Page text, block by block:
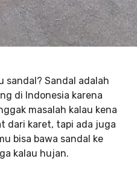
sandal? Sandal adalah
di Indonesia karena
masalah kalau kena
dari karet, tapi ada juga
bisa bawa sandal ke
kalau hujan.